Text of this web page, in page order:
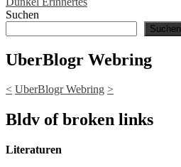
navigation
Suchen
Suchen
UberBlogr Webring
< UberBlogr Webring >
Bldv of broken links
Literaturen